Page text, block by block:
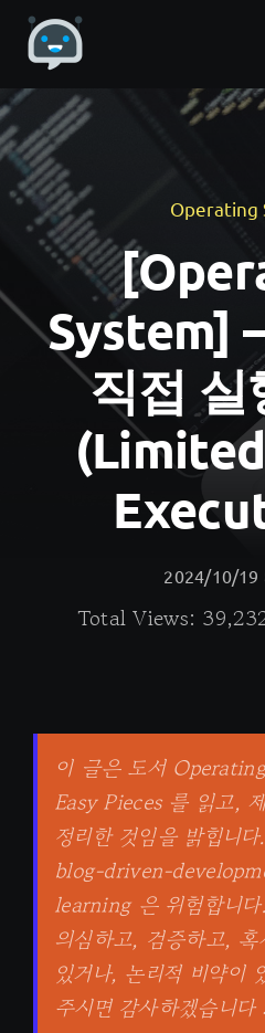
Skip
content
Home
About Me
Projects
DevLog
Operating
System]
직접 실
2024/10/19
Total Views:
이 글은 도서
Easy Pieces 를 읽고,
정리한 것임을 밝힙니다.
blog-driven-
learning 은 위험합니
의심하고, 검증하고, 혹
있거나, 논리적 비약이
주시면 감사하겠습니다